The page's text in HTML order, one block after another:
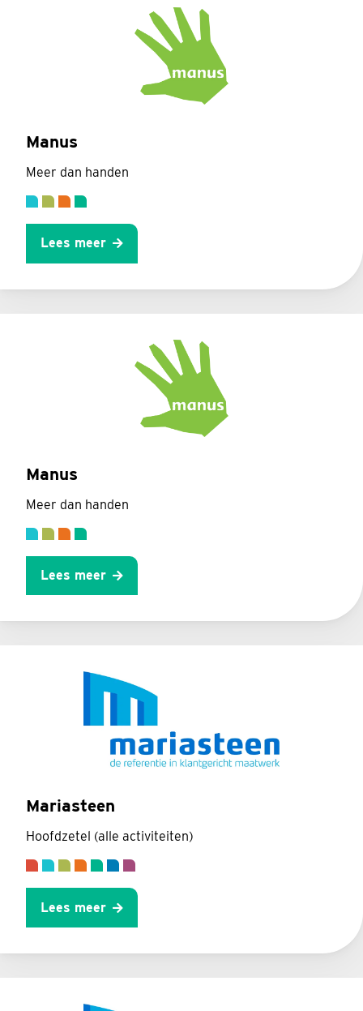
Manus
Meer dan handen
Lees meer
Manus
Meer dan handen
Lees meer
Mariasteen
Hoofdzetel (alle activiteiten)
Lees meer